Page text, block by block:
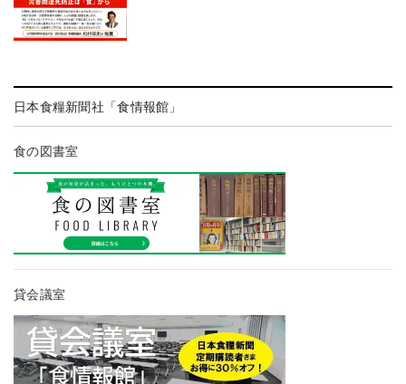
日本食糧新聞社「食情報館」
食の図書室
貸会議室